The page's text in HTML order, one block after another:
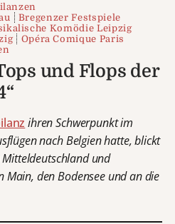
Bregenzer Festspiele
Komödie Leipzig
Opéra Comique Paris
und Flops der
ihren Schwerpunkt im
nach Belgien hatte, blickt
Mitteldeutschland und
Main, den Bodensee und an die